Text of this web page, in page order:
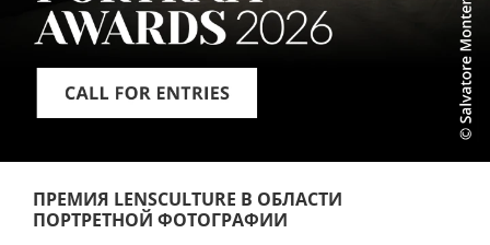
ПРЕМИЯ LENSCULTURE В ОБЛАСТИ
ПОРТРЕТНОЙ ФОТОГРАФИИ